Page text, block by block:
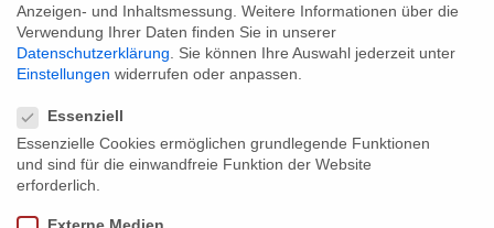
Tabakmädchen beim International
Human Rights Film Festival Paris
Wir freuen uns sehr, dass unser Film Tabakmädchen beim
International Human Rights Film Festival Paris eingeladen
Anzeigen- und Inhaltsmessung. Weitere Informationen über die
Verwendung Ihrer Daten finden Sie in unserer
Datenschutzerklärung
Sie können Ihre Auswahl jederzeit unter
Einstellungen widerrufen oder anpassen.
Essenziell
Essenzielle Cookies ermöglichen grundlegende Funktionen
und sind für die einwandfreie Funktion der Website
erforderlich.